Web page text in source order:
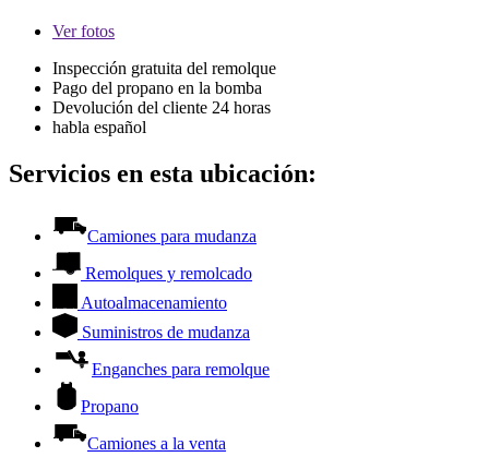
Verfotos
Inspección gratuita del remolque
Pago del propano en la bomba
Devolución del cliente 24 horas
habla español
Servicios en esta ubicación:
Camiones para mudanza
Remolques y remolcado
Autoalmacenamiento
Suministros de mudanza
Enganches para remolque
Propano
Camiones a la venta